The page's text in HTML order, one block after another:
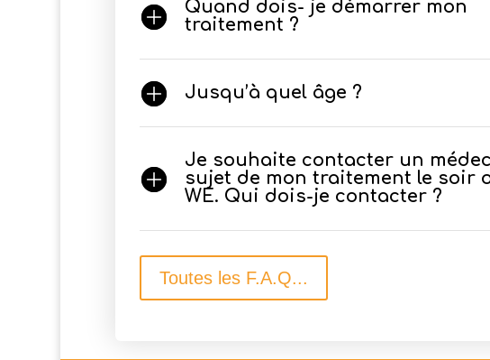
Quand dois- je démarrer mon
traitement ?
Jusqu’à quel âge ?
Je souhaite contacter un
sujet de mon traitement le soir
WE. Qui dois-je contacter ?
Toutes les F.A.Q...